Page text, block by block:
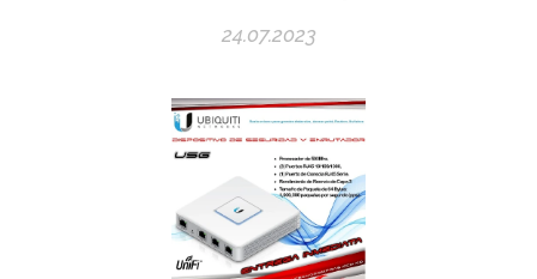
24.07.2023